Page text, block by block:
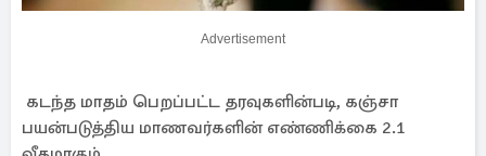
Advertisement
கடந்த மாதம் பெறப்பட்ட தரவுகளின்படி, கஞ்சா
பயன்படுத்திய மாணவர்களின் எண்ணிக்கை 2.1